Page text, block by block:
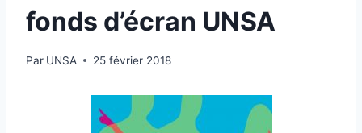
fonds d’écran UNSA
Par UNSA 25 février 2018